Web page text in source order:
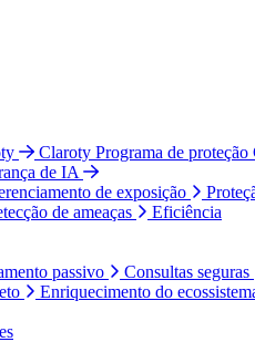
Claroty Programa de proteção
de IA
de exposição
de ameaças
Eficiência
passivo
Consultas seguras
Enriquecimento do